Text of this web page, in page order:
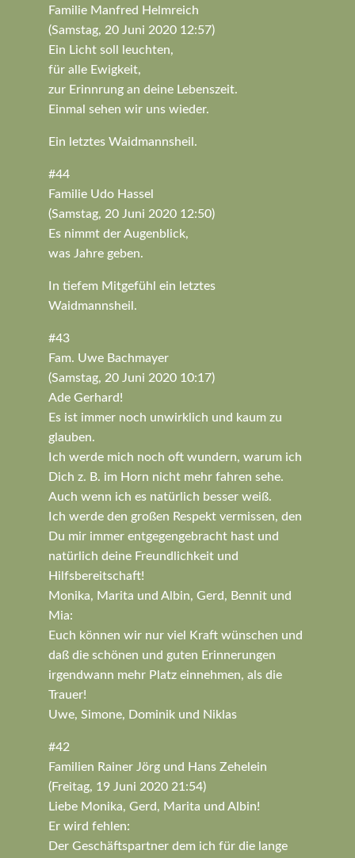
Familie Manfred Helmreich
(Samstag, 20 Juni 2020 12:57)
Ein Licht soll leuchten,
für alle Ewigkeit,
zur Erinnrung an deine Lebenszeit.
Einmal sehen wir uns wieder.
Ein letztes Waidmannsheil.
#44
Familie Udo Hassel
(Samstag, 20 Juni 2020 12:50)
Es nimmt der Augenblick,
was Jahre geben.
In tiefem Mitgefühl ein letztes
Waidmannsheil.
#43
Fam. Uwe Bachmayer
(Samstag, 20 Juni 2020 10:17)
Ade Gerhard!
Es ist immer noch unwirklich und kaum zu
glauben.
Ich werde mich noch oft wundern, warum ich
Dich z. B. im Horn nicht mehr fahren sehe.
Auch wenn ich es natürlich besser weiß.
Ich werde den großen Respekt vermissen, den
Du mir immer entgegengebracht hast und
natürlich deine Freundlichkeit und
Hilfsbereitschaft!
Monika, Marita und Albin, Gerd, Bennit und
Mia:
Euch können wir nur viel Kraft wünschen und
daß die schönen und guten Erinnerungen
irgendwann mehr Platz einnehmen, als die
Trauer!
Uwe, Simone, Dominik und Niklas
#42
Familien Rainer Jörg und Hans Zehelein
(Freitag, 19 Juni 2020 21:54)
Liebe Monika, Gerd, Marita und Albin!
Er wird fehlen:
Der Geschäftspartner dem ich für die lange